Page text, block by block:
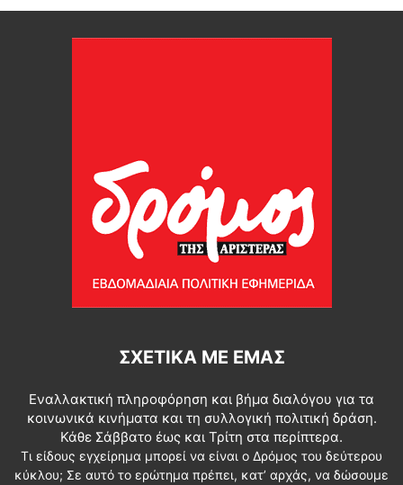
ΣΧΕΤΙΚΆ ΜΕ ΕΜΆΣ
Εναλλακτική πληροφόρηση και βήμα διαλόγου για τα
κοινωνικά κινήματα και τη συλλογική πολιτική δράση.
Κάθε Σάββατο έως και Τρίτη στα περίπτερα.
Τι είδους εγχείρημα μπορεί να είναι ο Δρόμος του δεύτερου
κύκλου; Σε αυτό το ερώτημα πρέπει, κατ’ αρχάς, να δώσουμε